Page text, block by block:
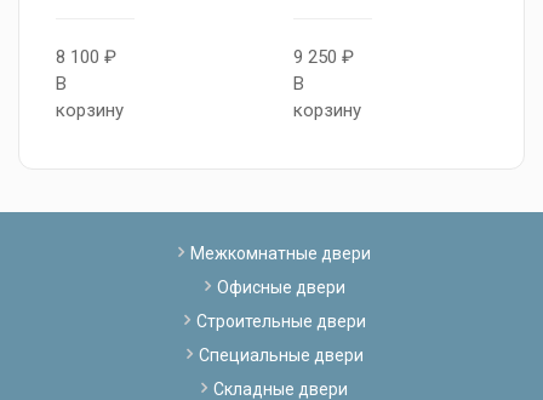
8 100 ₽
В
корзину
9 250 ₽
В
корзину
Межкомнатные двери
Офисные двери
Строительные двери
Специальные двери
Складные двери